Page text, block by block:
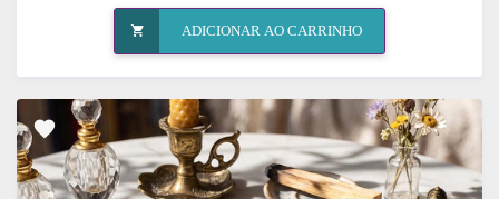
ADICIONAR AO CARRINHO
ADICIONAR
OS